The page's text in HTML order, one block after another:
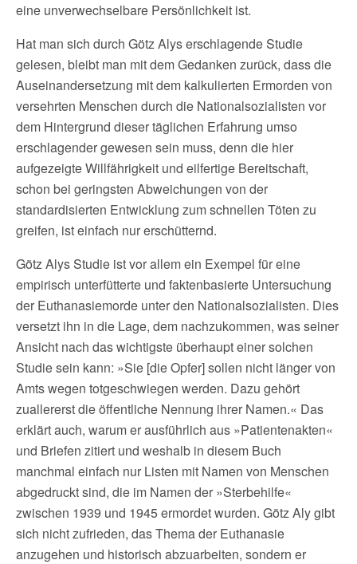
eine unverwechselbare Persönlichkeit ist.
Hat man sich durch Götz Alys erschlagende Studie
gelesen, bleibt man mit dem Gedanken zurück, dass die
Auseinandersetzung mit dem kalkulierten Ermorden von
versehrten Menschen durch die Nationalsozialisten vor
dem Hintergrund dieser täglichen Erfahrung umso
erschlagender gewesen sein muss, denn die hier
aufgezeigte Willfährigkeit und eilfertige Bereitschaft,
schon bei geringsten Abweichungen von der
standardisierten Entwicklung zum schnellen Töten zu
greifen, ist einfach nur erschütternd.
Götz Alys Studie ist vor allem ein Exempel für eine
empirisch unterfütterte und faktenbasierte Untersuchung
der Euthanasiemorde unter den Nationalsozialisten. Dies
versetzt ihn in die Lage, dem nachzukommen, was seiner
Ansicht nach das wichtigste überhaupt einer solchen
Studie sein kann: »Sie [die Opfer] sollen nicht länger von
Amts wegen totgeschwiegen werden. Dazu gehört
zuallererst die öffentliche Nennung ihrer Namen.« Das
erklärt auch, warum er ausführlich aus »Patientenakten«
und Briefen zitiert und weshalb in diesem Buch
manchmal einfach nur Listen mit Namen von Menschen
abgedruckt sind, die im Namen der »Sterbehilfe«
zwischen 1939 und 1945 ermordet wurden. Götz Aly gibt
sich nicht zufrieden, das Thema der Euthanasie
anzugehen und historisch abzuarbeiten, sondern er